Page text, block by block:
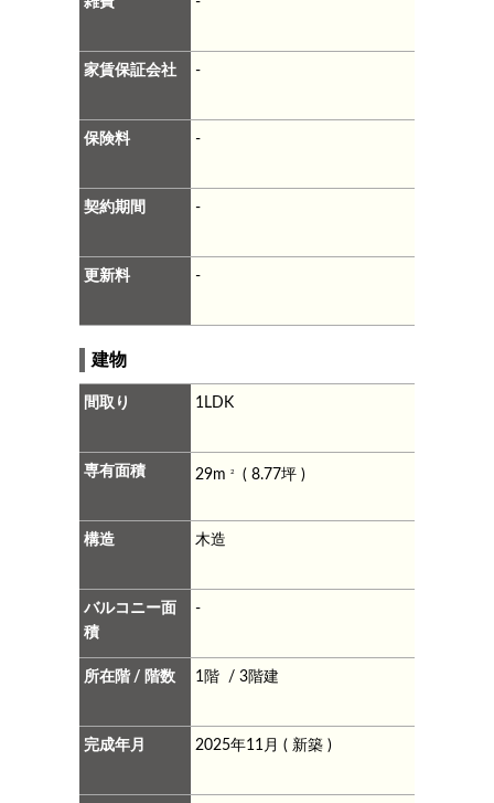
家賃保証会社 -
保険料 -
契約期間 -
更新料 -
建物
間取り 1LDK
専有面積 29m2 ( 8.77坪 )
構造 木造
バルコニー面
積
-
所在階 / 階数 1階 / 3階建
完成年月 2025年11月 ( 新築 )